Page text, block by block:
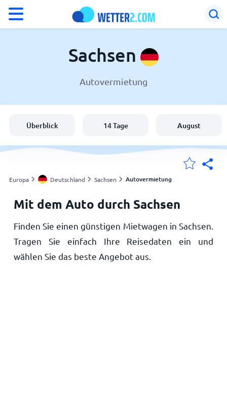
Schweiz
Österreich
Meine Standorte
Startseite
Sachsen
Autovermietung
Überblick 14 Tage August
Europa Deutschland Sachsen Autovermietung
Mit dem Auto durch Sachsen
Finden Sie einen günstigen Mietwagen in Sachsen.
Tragen Sie einfach Ihre Reisedaten ein und
wählen Sie das beste Angebot aus.